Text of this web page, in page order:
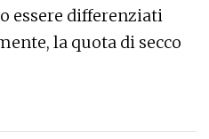
essere differenziati
la quota di secco